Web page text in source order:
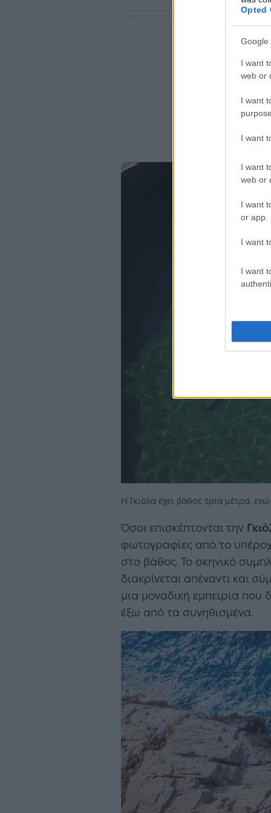
Opted
Google
I want
web or
I want
I want
I want
web or
I want
or app.
I want
I want
Η Γκιόλα έχει βάθος τρία μέτρα,
Όσοι επισκέπτονται την
φωτογραφίες από το
στο βάθος. Το σκηνικό
διακρίνεται απέναντι και
μια μοναδική εμπειρία που
έξω από τα συνηθισμένα.